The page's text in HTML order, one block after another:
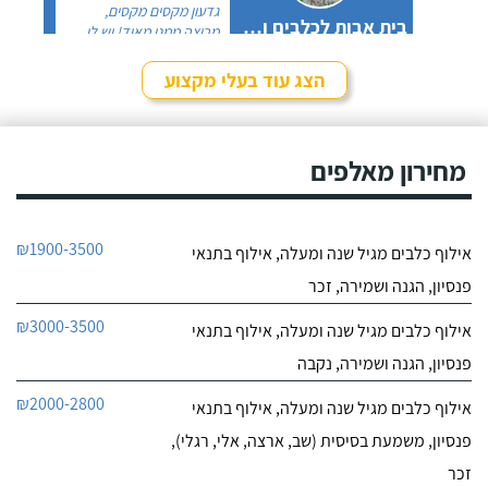
בית אבות לכלבים ופנסיון חתולים
גדעון מקסים מקסים,
מרוצה ממנו מאוד! יש לי
שנים, כל פעם שיש לי
נסיעה והיעדרות מהבית,
בחום.
חייג עכשיו
יוסי סמואל מאלף הכלבים
פרוע ולא מחונך. נפגשתי
בעיות התנהגות קשות
החלטתי לא לוותר
חייג עכשיו
הצג עוד בעלי מקצוע
מחירון מאלפים
אילוף כלבים מגיל שנה ומעלה, אילוף בתנאי
פנסיון, הגנה ושמירה, זכר
₪1900-3500
אילוף כלבים מגיל שנה ומעלה, אילוף בתנאי
פנסיון, הגנה ושמירה, נקבה
₪3000-3500
אילוף כלבים מגיל שנה ומעלה, אילוף בתנאי
פנסיון, משמעת בסיסית (שב, ארצה, אלי, רגלי),
זכר
₪2000-2800